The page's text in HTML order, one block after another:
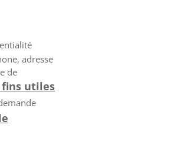
adresse
de
utiles